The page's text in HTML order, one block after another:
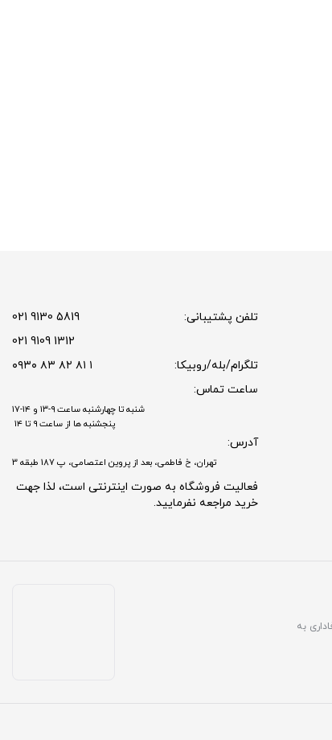
تلفن پشتیبانی:
5819 9130 021
1312 9109 021
تلگرام/بله/روبیکا:
۱ ۸۱ ۸۲ ۸۳ ۰۹۳۰
ساعت تماس:
شنبه تا چهارشنبه ساعت ۹-۱۳ و ۱۴-۱۷
پنجشنبه ها از ساعت ۹ تا ۱۴
آدرس:
تهران، خ فاطمی، بعد از پروین اعتصامی، پ 187 طبقه 3
فعالیت فروشگاه به صورت اینترنتی است، لذا جهت
خرید مراجعه نفرمایید.
به